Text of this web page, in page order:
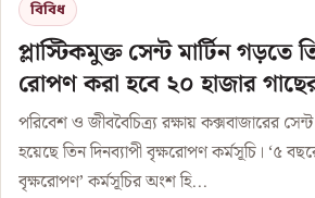
বিবিধ
প্লাস্টিকমুক্ত সেন্ট মার্টিন গড়তে
রোপণ করা হবে ২০ হাজার
পরিবেশ ও জীববৈচিত্র্য রক্ষায় কক্সবাজারের
হয়েছে তিন দিনব্যাপী বৃক্ষরোপণ কর্মসূচি। ‘৫
বৃক্ষরোপণ’ কর্মসূচির অংশ হি...